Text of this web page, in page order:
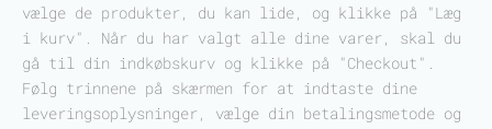
vælge de produkter, du kan lide, og klikke på "Læg
i kurv". Når du har valgt alle dine varer, skal du
gå til din indkøbskurv og klikke på "Checkout".
Følg trinnene på skærmen for at indtaste dine
leveringsoplysninger, vælge din betalingsmetode og